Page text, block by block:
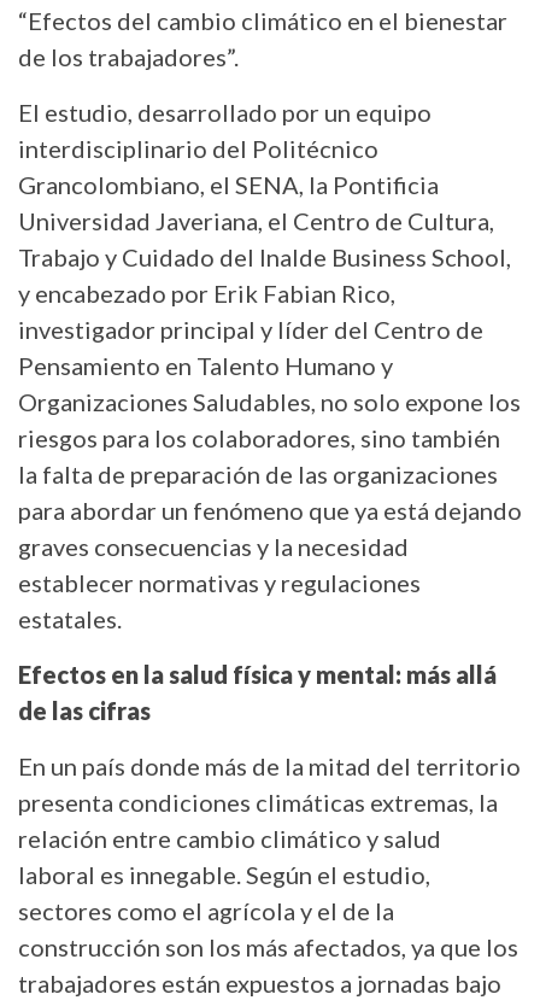
“Efectos del cambio climático en el bienestar
de los trabajadores”.
El estudio, desarrollado por un equipo
interdisciplinario del Politécnico
Grancolombiano, el SENA, la Pontificia
Universidad Javeriana, el Centro de Cultura,
Trabajo y Cuidado del Inalde Business School,
y encabezado por Erik Fabian Rico,
investigador principal y líder del Centro de
Pensamiento en Talento Humano y
Organizaciones Saludables, no solo expone los
riesgos para los colaboradores, sino también
la falta de preparación de las organizaciones
para abordar un fenómeno que ya está dejando
graves consecuencias y la necesidad
establecer normativas y regulaciones
estatales.
Efectos en la salud física y mental: más allá
de las cifras
En un país donde más de la mitad del territorio
presenta condiciones climáticas extremas, la
relación entre cambio climático y salud
laboral es innegable. Según el estudio,
sectores como el agrícola y el de la
construcción son los más afectados, ya que los
trabajadores están expuestos a jornadas bajo